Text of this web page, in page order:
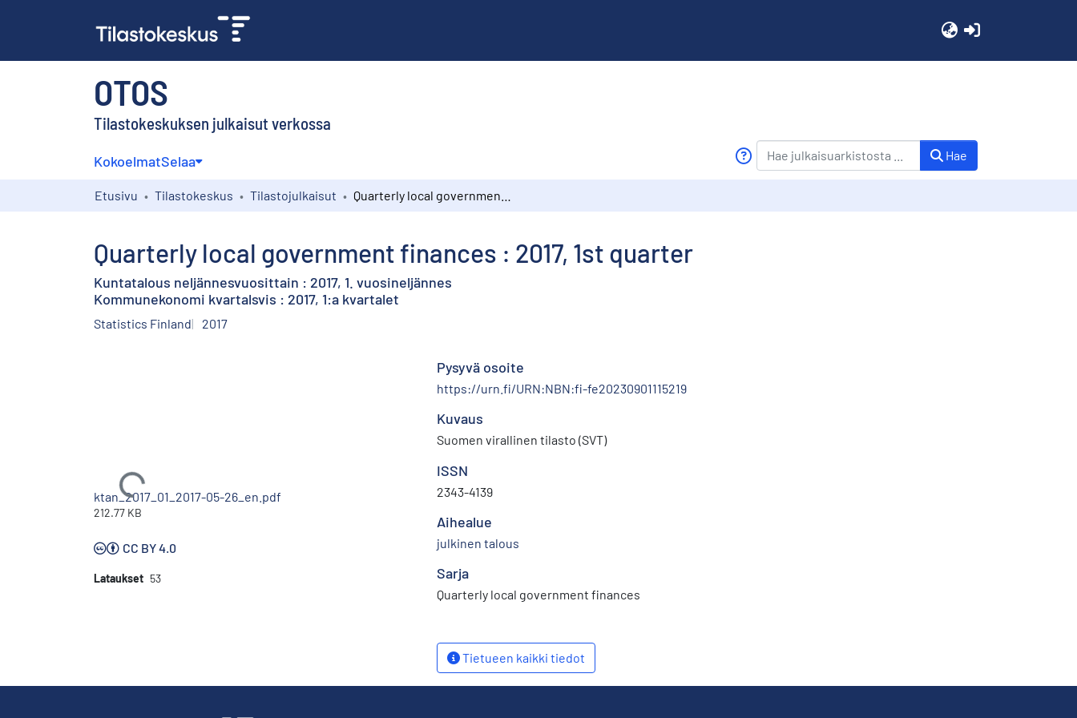
OTOS
Tilastokeskuksen julkaisut verkossa
KokoelmatSelaa Hae
Etusivu Tilastokeskus Tilastojulkaisut
Quarterly local government finances : 2017, 1st quarter
Kuntatalous neljännesvuosittain : 2017, 1. vuosineljännes
Kommunekonomi kvartalsvis : 2017, 1:a kvartalet
Statistics Finland 2017
Ladataan...
ktan_2017_01_2017-05-26_en.pdf
212.77 KB
CC BY 4.0
Lataukset 53
Pysyvä osoite
https://urn.fi/URN:NBN:fi-fe20230901115219
Kuvaus
Suomen virallinen tilasto (SVT)
ISSN
2343-4139
Aihealue
julkinen talous
Sarja
Quarterly local government finances
Tietueen kaikki tiedot